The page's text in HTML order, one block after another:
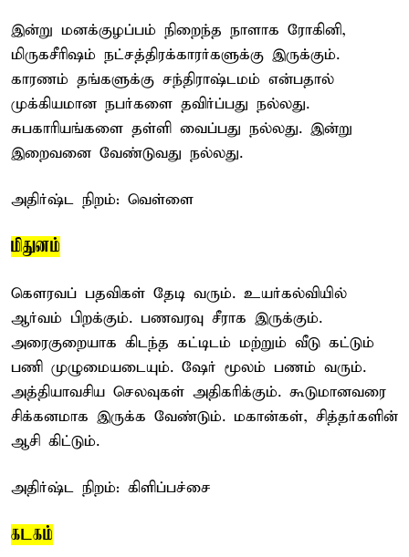
இன்று மனக்குழப்பம் நிறைந்த நாளாக ரோகினி,
மிருகசீரிஷம் நட்சத்திரக்காரர்களுக்கு இருக்கும்.
காரணம் தங்களுக்கு சந்திராஷ்டமம் என்பதால்
முக்கியமான நபர்களை தவிர்ப்பது நல்லது.
சுபகாரியங்களை தள்ளி வைப்பது நல்லது. இன்று
இறைவனை வேண்டுவது நல்லது.
அதிர்ஷ்ட நிறம்: வெள்ளை
மிதுனம்
கௌரவப் பதவிகள் தேடி வரும். உயர்கல்வியில்
ஆர்வம் பிறக்கும். பணவரவு சீராக இருக்கும்.
அரைகுறையாக கிடந்த கட்டிடம் மற்றும் வீடு கட்டும்
பணி முழுமையடையும். ஷேர் மூலம் பணம் வரும்.
அத்தியாவசிய செலவுகள் அதிகரிக்கும். கூடுமானவரை
சிக்கனமாக இருக்க வேண்டும். மகான்கள், சித்தர்களின்
ஆசி கிட்டும்.
அதிர்ஷ்ட நிறம்: கிளிப்பச்சை
கடகம்